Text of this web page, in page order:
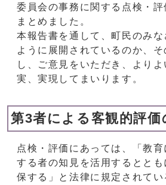
委員会の事務に関する点検・
まとめました。
本報告書を通して、町民のみ
ように展開されているのか、
し、ご意見をいただき、より
実、実現してまいります。
第3者による客観的評価
点検・評価にあっては、「教
する者の知見を活用するとと
保する」と法律に規定されて